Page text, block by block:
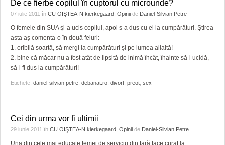
De ce fierbe copilul în cuptorul cu microunde?
07 iulie 2011 în CU OIŞTEA-N kierkegaard Opinii de Daniel-Silvian Petre
O femeie din SUA şi-a ucis copilul, apoi s-a dus cu el la cumpărături. Știrea
asta aș comenta-o în două feluri:
1. oribilă soartă, să mergi la cumpărături și pe lumea ailaltă!
2. bine că măcar nu a fost atât de lipsită de inimă încât, înainte să-l ucidă,
să-l fi dus la cumpărături!
Etichete: daniel-silvian petre debanat.ro divort preot sex
Cei din urma vor fi ultimii
29 iunie 2011 în CU OIŞTEA-N kierkegaard Opinii de Daniel-Silvian Petre
Una din cele mai educate femei de serviciu din țară face curat la